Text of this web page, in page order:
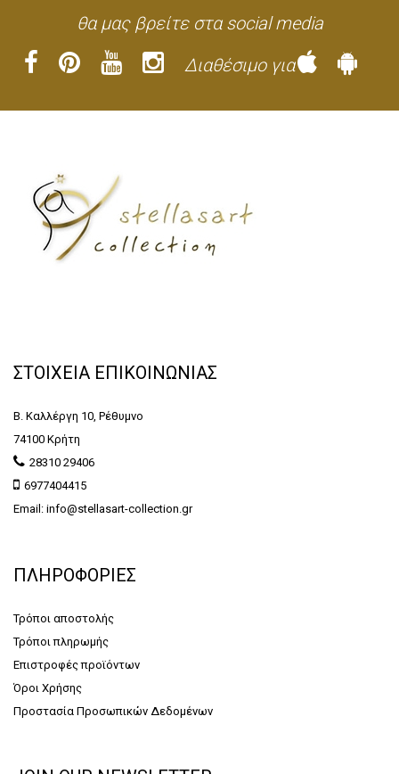
θα μας βρείτε στα social media
Διαθέσιμο για
ΣΤΟΙΧΕΙΑ ΕΠΙΚΟΙΝΩΝΙΑΣ
Β. Καλλέργη 10, Ρέθυμνο
74100 Κρήτη
28310 29406
6977404415
Email: info@stellasart-collection.gr
ΠΛΗΡΟΦΟΡΙΕΣ
Τρόποι αποστολής
Τρόποι πληρωμής
Επιστροφές προϊόντων
Όροι Χρήσης
Προστασία Προσωπικών Δεδομένων